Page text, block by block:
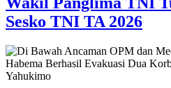
Sesko TNI TA 2026